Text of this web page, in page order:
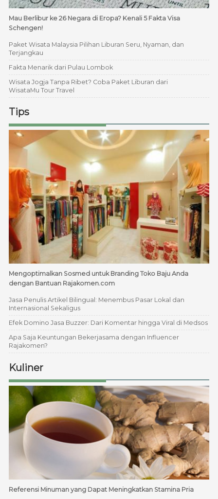
Mau Berlibur ke 26 Negara di Eropa? Kenali 5 Fakta Visa
Schengen!
Paket Wisata Malaysia Pilihan Liburan Seru, Nyaman, dan
Terjangkau
Fakta Menarik dari Pulau Lombok
Wisata Jogja Tanpa Ribet? Coba Paket Liburan dari
WisataMu Tour Travel
Tips
Mengoptimalkan Sosmed untuk Branding Toko Baju Anda
dengan Bantuan Rajakomen.com
Jasa Penulis Artikel Bilingual: Menembus Pasar Lokal dan
Internasional Sekaligus
Efek Domino Jasa Buzzer: Dari Komentar hingga Viral di Medsos
Apa Saja Keuntungan Bekerjasama dengan Influencer
Rajakomen?
Kuliner
Referensi Minuman yang Dapat Meningkatkan Stamina Pria